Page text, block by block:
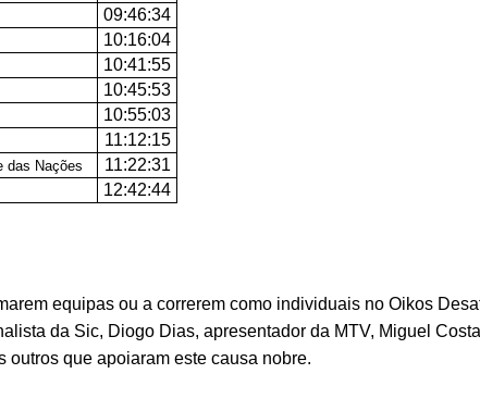
09:46:34
10:16:04
10:41:55
10:45:53
10:55:03
11:12:15
das Nações 11:22:31
12:42:44
equipas ou a correrem como individuais no Oikos
da Sic, Diogo Dias, apresentador da MTV, Miguel
outros que apoiaram este causa nobre.